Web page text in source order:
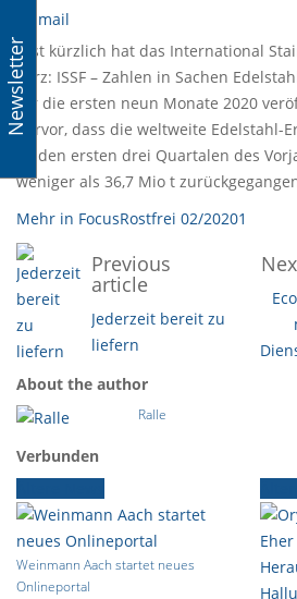
Email
Erst kürzlich hat das International
kurz: ISSF – Zahlen in Sachen
für die ersten neun Monate 2020
hervor, dass die weltweite Edelstahl-
zu den ersten drei Quartalen des
weniger als 36,7 Mio t
Mehr in FocusRostfrei 02/20201
Previous
article
Jederzeit bereit zu
liefern
About the author
Ralle
Verbunden
Weinmann Aach startet neues
Onlineportal
Newsletter